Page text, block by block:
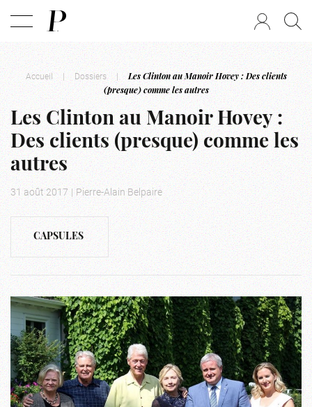
Accueil | Dossiers |
Les Clinton au Manoir Hovey : Des clients
(presque) comme les autres
Les Clinton au Manoir Hovey :
Des clients (presque) comme les
autres
31 août 2017 | Pierre-Alain Belpaire
CAPSULES